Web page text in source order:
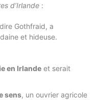
d’Irlande :
Gothfraid, a
et hideuse.
en Irlande et serait
sens, un ouvrier agricole